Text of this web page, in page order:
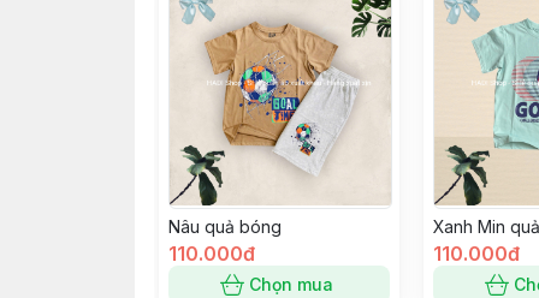
Nâu quả bóng
110.000đ
Chọn mua
Xanh Min
110.000đ